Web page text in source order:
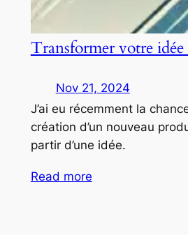
Transformer votre
Nov 21, 2024
J’ai eu récemment la
création d’un nouveau
partir d’une idée.
Read more